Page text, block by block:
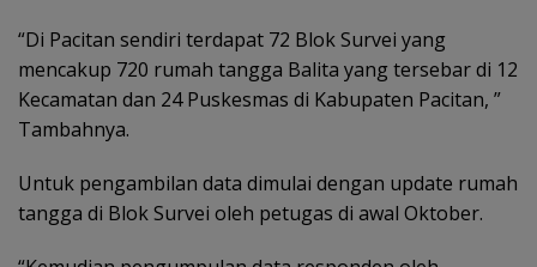
“Di Pacitan sendiri terdapat 72 Blok Survei yang
mencakup 720 rumah tangga Balita yang tersebar di 12
Kecamatan dan 24 Puskesmas di Kabupaten Pacitan, ”
Tambahnya.
Untuk pengambilan data dimulai dengan update rumah
tangga di Blok Survei oleh petugas di awal Oktober.